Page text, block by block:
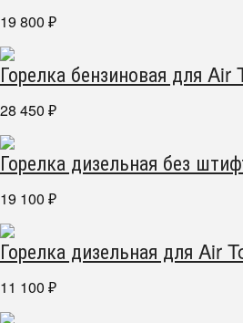
19 800 ₽
Горелка бензиновая для
28 450 ₽
Горелка дизельная без
19 100 ₽
Горелка дизельная для Air
11 100 ₽